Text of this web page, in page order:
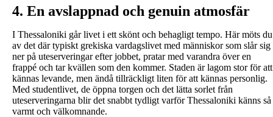
4. En avslappnad och genuin atmosfär
I Thessaloniki går livet i ett skönt och behagligt tempo. Här möts du
av det där typiskt grekiska vardagslivet med människor som slår sig
ner på uteserveringar efter jobbet, pratar med varandra över en
frappé och tar kvällen som den kommer. Staden är lagom stor för att
kännas levande, men ändå tillräckligt liten för att kännas personlig.
Med studentlivet, de öppna torgen och det lätta sorlet från
uteserveringarna blir det snabbt tydligt varför Thessaloniki känns så
varmt och välkomnande.